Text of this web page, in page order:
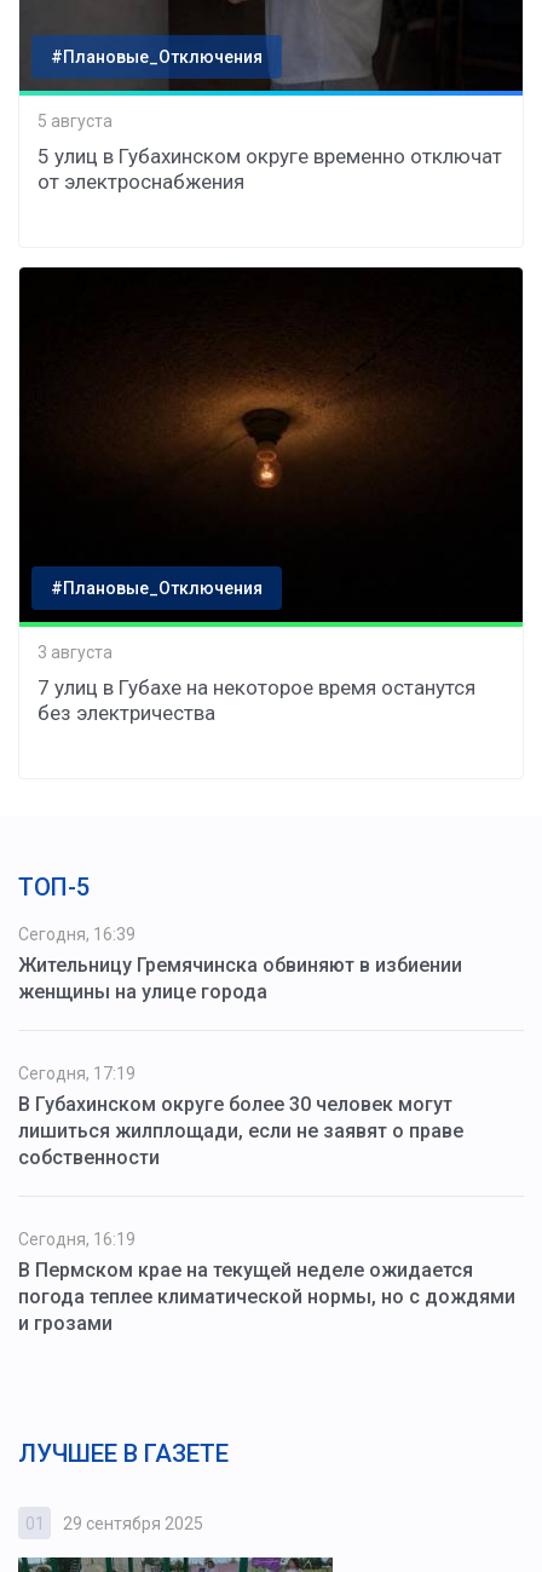
#Плановые_Отключения
5 августа
5 улиц в Губахинском округе временно отключат
от электроснабжения
#Плановые_Отключения
3 августа
7 улиц в Губахе на некоторое время останутся
без электричества
ТОП-5
Сегодня, 16:39
Жительницу Гремячинска обвиняют в избиении
женщины на улице города
Сегодня, 17:19
В Губахинском округе более 30 человек могут
лишиться жилплощади, если не заявят о праве
собственности
Сегодня, 16:19
В Пермском крае на текущей неделе ожидается
погода теплее климатической нормы, но с дождями
и грозами
ЛУЧШЕЕ В ГАЗЕТЕ
01 29 сентября 2025